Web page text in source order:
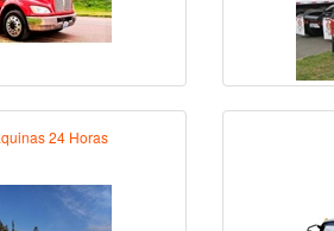
24 Horas